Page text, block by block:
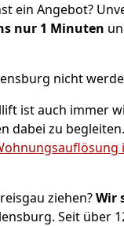
ein Angebot?
nur 1 Minuten
nicht
ist auch immer
dabei zu
ziehen?Wir
Seit über